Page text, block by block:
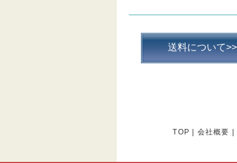
送料について
TOP 会社概要